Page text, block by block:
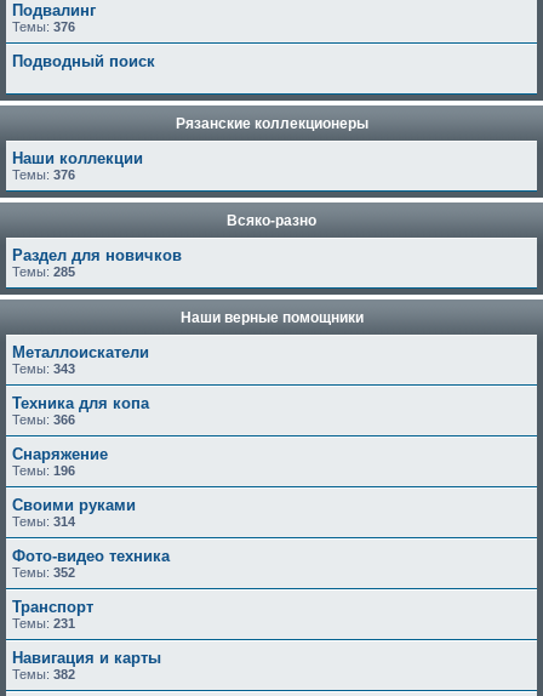
Подвалинг
Темы: 376
Подводный поиск
Рязанские коллекционеры
Наши коллекции
Темы: 376
Всяко-разно
Раздел для новичков
Темы: 285
Наши верные помощники
Металлоискатели
Темы: 343
Техника для копа
Темы: 366
Снаряжение
Темы: 196
Своими руками
Темы: 314
Фото-видео техника
Темы: 352
Транспорт
Темы: 231
Навигация и карты
Темы: 382